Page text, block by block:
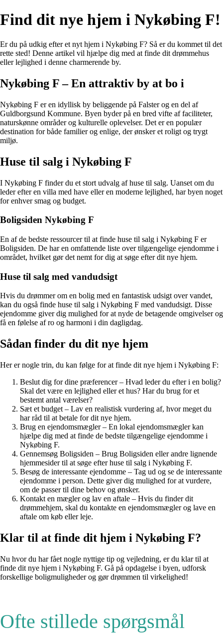
Find dit nye hjem i Nykøbing F!
Er du på udkig efter et nyt hjem i Nykøbing F? Så er du kommet til det
rette sted! Denne artikel vil hjælpe dig med at finde dit drømmehus
eller lejlighed i denne charmerende by.
Nykøbing F – En attraktiv by at bo i
Nykøbing F er en idyllisk by beliggende på Falster og en del af
Guldborgsund Kommune. Byen byder på en bred vifte af faciliteter,
naturskønne områder og kulturelle oplevelser. Det er en populær
destination for både familier og enlige, der ønsker et roligt og trygt
miljø.
Huse til salg i Nykøbing F
I Nykøbing F finder du et stort udvalg af huse til salg. Uanset om du
leder efter en villa med have eller en moderne lejlighed, har byen noget
for enhver smag og budget.
Boligsiden Nykøbing F
En af de bedste ressourcer til at finde huse til salg i Nykøbing F er
Boligsiden. De har en omfattende liste over tilgængelige ejendomme i
området, hvilket gør det nemt for dig at søge efter dit nye hjem.
Huse til salg med vandudsigt
Hvis du drømmer om en bolig med en fantastisk udsigt over vandet,
kan du også finde huse til salg i Nykøbing F med vandudsigt. Disse
ejendomme giver dig mulighed for at nyde de betagende omgivelser og
få en følelse af ro og harmoni i din dagligdag.
Sådan finder du dit nye hjem
Her er nogle trin, du kan følge for at finde dit nye hjem i Nykøbing F:
Beslut dig for dine præferencer – Hvad leder du efter i en bolig?
Skal det være en lejlighed eller et hus? Har du brug for et
bestemt antal værelser?
Sæt et budget – Lav en realistisk vurdering af, hvor meget du
har råd til at betale for dit nye hjem.
Brug en ejendomsmægler – En lokal ejendomsmægler kan
hjælpe dig med at finde de bedste tilgængelige ejendomme i
Nykøbing F.
Gennemsøg Boligsiden – Brug Boligsiden eller andre lignende
hjemmesider til at søge efter huse til salg i Nykøbing F.
Besøg de interessante ejendomme – Tag ud og se de interessante
ejendomme i person. Dette giver dig mulighed for at vurdere,
om de passer til dine behov og ønsker.
Kontakt en mægler og lav en aftale – Hvis du finder dit
drømmehjem, skal du kontakte en ejendomsmægler og lave en
aftale om køb eller leje.
Klar til at finde dit hjem i Nykøbing F?
Nu hvor du har fået nogle nyttige tip og vejledning, er du klar til at
finde dit nye hjem i Nykøbing F. Gå på opdagelse i byen, udforsk
forskellige boligmuligheder og gør drømmen til virkelighed!
Ofte stillede spørgsmål